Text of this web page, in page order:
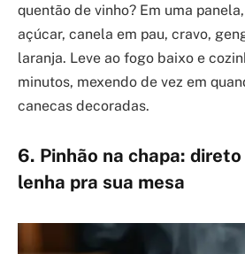
quentão de vinho? Em uma
açúcar, canela em pau, cravo,
laranja. Leve ao fogo baixo e
minutos, mexendo de vez em
canecas decoradas.
6. Pinhão na chapa:
lenha pra sua mesa